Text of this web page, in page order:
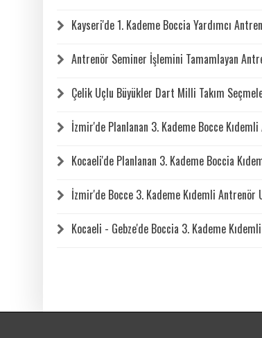
Kayseri'de 1. Kademe Boccia Yardımcı
Antrenör Seminer İşlemini Tamamlayan
Çelik Uçlu Büyükler Dart Milli Takım
İzmir'de Planlanan 3. Kademe Bocce
Kocaeli'de Planlanan 3. Kademe Boccia
İzmir'de Bocce 3. Kademe Kıdemli Antrenör
Kocaeli - Gebze'de Boccia 3. Kademe